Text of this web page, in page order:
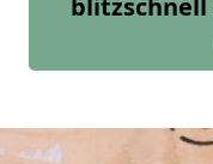
blitzschnell